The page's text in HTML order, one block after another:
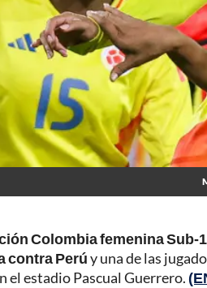
Colombia femenina Sub-
contra Perúy una de las
el estadio Pascual Guerrero.